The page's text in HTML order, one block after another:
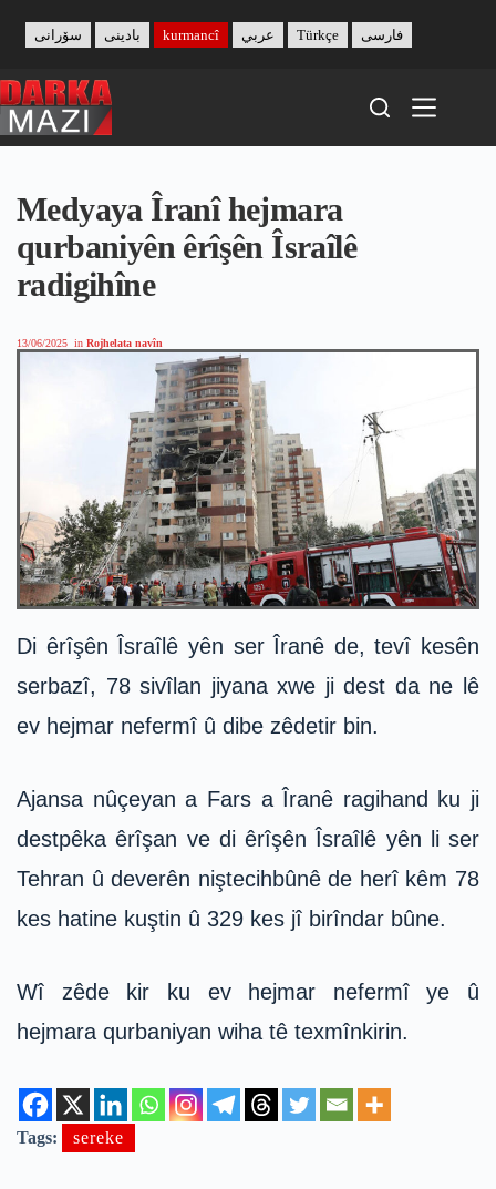
content
بادینی سۆرانی kurmancî عربي Türkçe فارسی
Medyaya Îranî hejmara
qurbaniyên êrîşên Îsraîlê
radigihîne
13/06/2025 in Rojhelata navîn
Di êrîşên Îsraîlê yên ser Îranê de, tevî kesên
serbazî, 78 sivîlan jiyana xwe ji dest da ne lê
ev hejmar nefermî û dibe zêdetir bin.
Ajansa nûçeyan a Fars a Îranê ragihand ku ji
destpêka êrîşan ve di êrîşên Îsraîlê yên li ser
Tehran û deverên niştecihbûnê de herî kêm 78
kes hatine kuştin û 329 kes jî birîndar bûne.
Wî zêde kir ku ev hejmar nefermî ye û
hejmara qurbaniyan wiha tê texmînkirin.
Tags: sereke